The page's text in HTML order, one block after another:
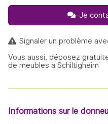
Je
Signaler un problème
Vous aussi, déposez
de meubles à Schiltigheim
Informations sur le